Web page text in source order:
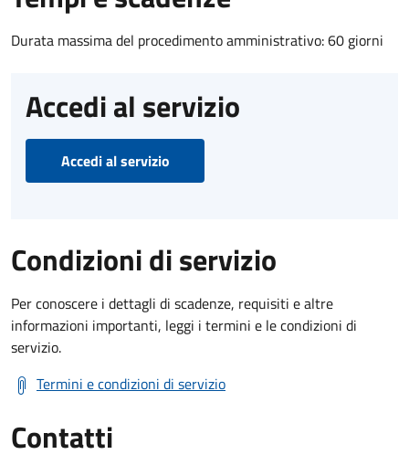
Durata massima del procedimento amministrativo: 60 giorni
Accedi al servizio
Accedi al servizio
Condizioni di servizio
Per conoscere i dettagli di scadenze, requisiti e altre
informazioni importanti, leggi i termini e le condizioni di
servizio.
Termini e condizioni di servizio
Contatti